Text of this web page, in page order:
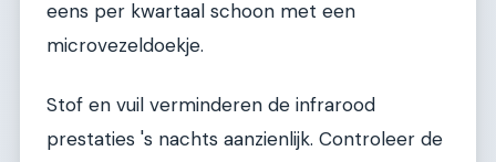
eens per kwartaal schoon met een
microvezeldoekje.
Stof en vuil verminderen de infrarood
prestaties 's nachts aanzienlijk. Controleer de